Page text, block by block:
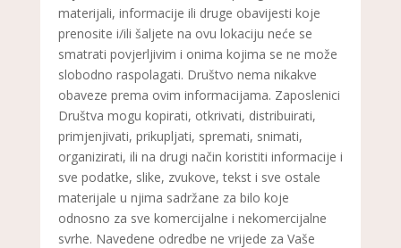
materijali, informacije ili druge obavijesti koje
prenosite i/ili šaljete na ovu lokaciju neće se
smatrati povjerljivim i onima kojima se ne može
slobodno raspolagati. Društvo nema nikakve
obaveze prema ovim informacijama. Zaposlenici
Društva mogu kopirati, otkrivati, distribuirati,
primjenjivati, prikupljati, spremati, snimati,
organizirati, ili na drugi način koristiti informacije i
sve podatke, slike, zvukove, tekst i sve ostale
materijale u njima sadržane za bilo koje
odnosno za sve komercijalne i nekomercijalne
svrhe. Navedene odredbe ne vrijede za Vaše